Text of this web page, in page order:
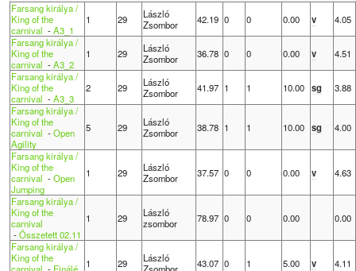
Farsang királya /
King of the
carnival -A3_1
1 29
László
Zsombor
42.19 0 0 0.00 v
4.05
Farsang királya /
King of the
carnival -A3_2
1 29
László
Zsombor
36.78 0 0 0.00 v
4.51
Farsang királya /
King of the
carnival -A3_3
2 29
László
Zsombor
41.97 1 1 10.00 sg
3.88
Farsang királya /
King of the
carnival -Open
Agility
5 29
László
Zsombor
38.78 1 1 10.00 sg 4.00
Farsang királya /
King of the
carnival -Open
Jumping
1 29
László
Zsombor
37.57 0 0 0.00 v 4.63
Farsang királya /
King of the
carnival
-Összetett 02.11
1 29
László
zsombor
78.97 0 0 0.00 0.00
Farsang királya /
King of the
carnival - Finálé
1 29
László
Zsombor
43.07 0 1 5.00 v 4.11